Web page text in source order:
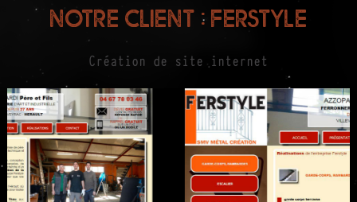
Notre client : Ferstyle
Création de site internet